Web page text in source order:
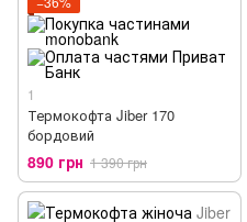
1
Термокофта Jiber 170
бордовий
890 грн 1 390 грн